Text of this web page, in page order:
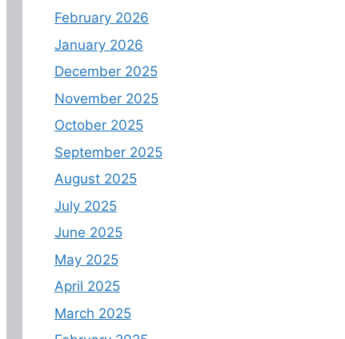
February 2026
January 2026
December 2025
November 2025
October 2025
September 2025
August 2025
July 2025
June 2025
May 2025
April 2025
March 2025